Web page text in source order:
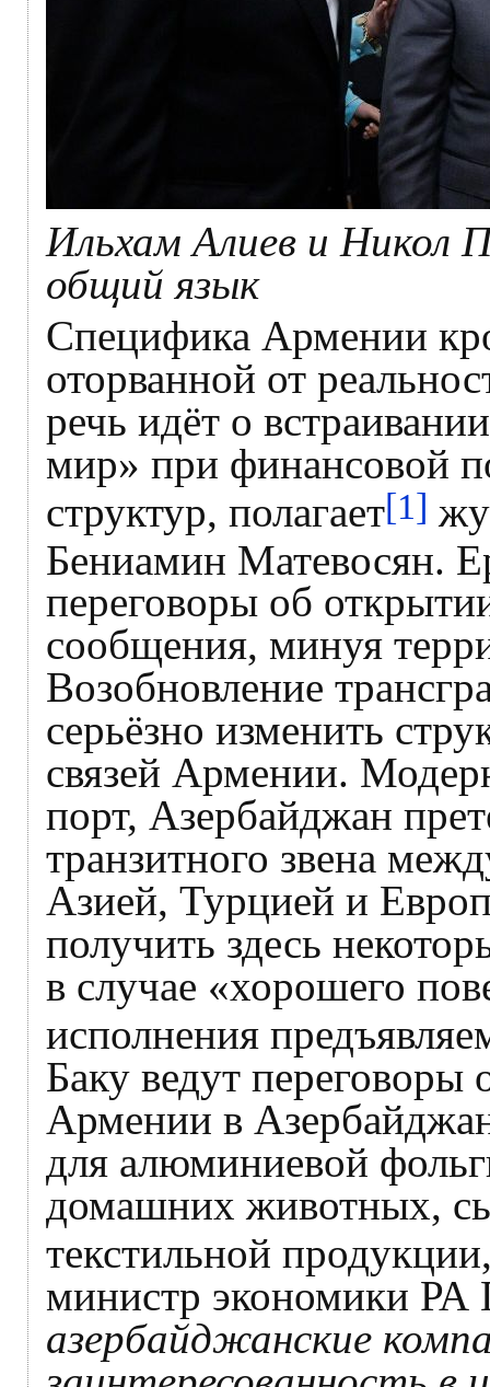
Ильхам Алиев и Никол
общий язык
Специфика Армении
оторванной от
речь идёт о
мир» при финансовой
структур, полагает[1]
Бениамин Матевосян.
переговоры об
сообщения, минуя
Возобновление
серьёзно изменить
связей Армении.
порт, Азербайджан
транзитного звена
Азией, Турцией и
получить здесь
в случае «хорошего
исполнения
Баку ведут переговоры
Армении в
для алюминиевой
домашних животных,
текстильной
министр экономики РА
азербайджанские